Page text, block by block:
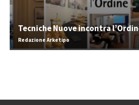
Tecniche Nuove incontra
Redazione Arketipo